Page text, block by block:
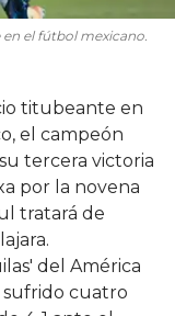
el fútbol mexicano.
titubeante en
el campeón
tercera victoria
por la novena
tratará de
del América
sufrido cuatro